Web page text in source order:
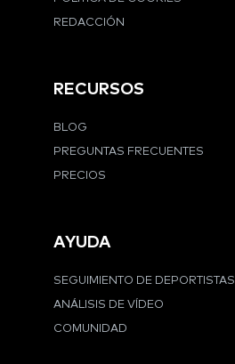
REDACCIÓN
RECURSOS
BLOG
PREGUNTAS FRECUENTES
PRECIOS
AYUDA
SEGUIMIENTO DE DEPORTISTAS
ANÁLISIS DE VÍDEO
COMUNIDAD